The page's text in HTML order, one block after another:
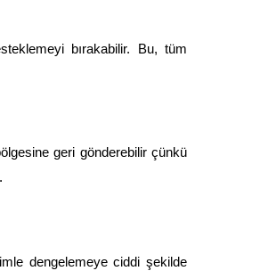
bırakabilir. Bu, tüm
geri gönderebilir çünkü
dengelemeye ciddi şekilde